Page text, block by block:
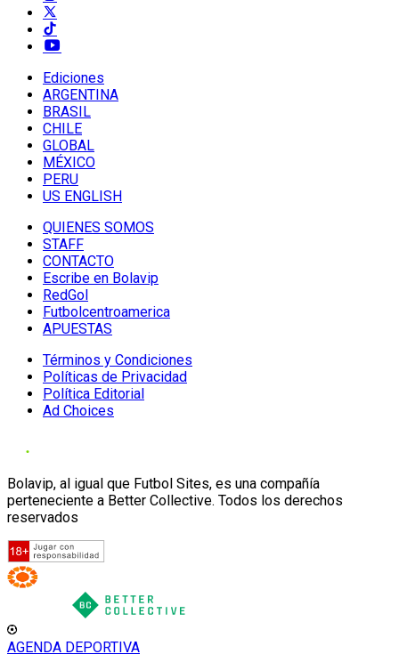
Ediciones
ARGENTINA
BRASIL
CHILE
GLOBAL
MÉXICO
PERU
US ENGLISH
QUIENES SOMOS
STAFF
CONTACTO
Escribe en Bolavip
RedGol
Futbolcentroamerica
APUESTAS
Términos y Condiciones
Políticas de Privacidad
Política Editorial
Ad Choices
Bolavip, al igual que Futbol Sites, es una compañía
perteneciente a Better Collective. Todos los derechos
reservados
AGENDA DEPORTIVA